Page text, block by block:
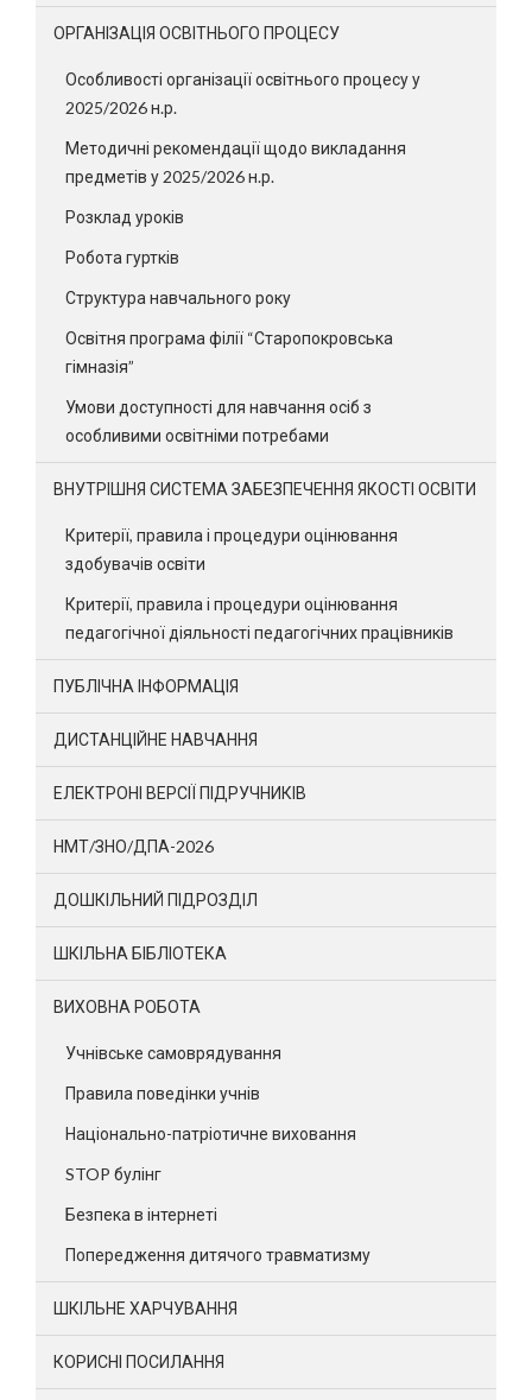
ОРГАНІЗАЦІЯ ОСВІТНЬОГО ПРОЦЕСУ
Особливості організації освітнього процесу у
2025/2026 н.р.
Методичні рекомендації щодо викладання
предметів у 2025/2026 н.р.
Розклад уроків
Робота гуртків
Структура навчального року
Освітня програма філії “Старопокровська
гімназія”
Умови доступності для навчання осіб з
особливими освітніми потребами
ВНУТРІШНЯ СИСТЕМА ЗАБЕЗПЕЧЕННЯ ЯКОСТІ ОСВІТИ
Критерії, правила і процедури оцінювання
здобувачів освіти
Критерії, правила і процедури оцінювання
педагогічної діяльності педагогічних працівників
ПУБЛІЧНА ІНФОРМАЦІЯ
ДИСТАНЦІЙНЕ НАВЧАННЯ
ЕЛЕКТРОНІ ВЕРСІЇ ПІДРУЧНИКІВ
НМТ/ЗНО/ДПА-2026
ДОШКІЛЬНИЙ ПІДРОЗДІЛ
ШКІЛЬНА БІБЛІОТЕКА
ВИХОВНА РОБОТА
Учнівське самоврядування
Правила поведінки учнів
Національно-патріотичне виховання
STOP булінг
Безпека в інтернеті
Попередження дитячого травматизму
ШКІЛЬНЕ ХАРЧУВАННЯ
КОРИСНІ ПОСИЛАННЯ